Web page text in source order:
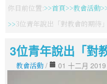
你目前位置: 首頁 教會活動
3位青年說出「對教會的期待」
3位青年說出「對
教會活動 / 01 十二月 2019